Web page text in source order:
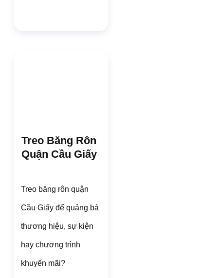
Treo Băng Rôn
Quận Cầu Giấy
Treo băng rôn quận
Cầu Giấy để quảng bá
thương hiệu, sự kiện
hay chương trình
khuyến mãi?